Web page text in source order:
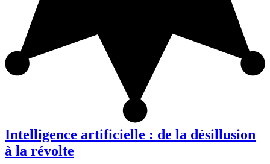
Intelligence artificielle : de la désillusion
à la révolte